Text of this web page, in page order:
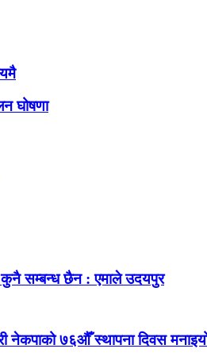
घोषणा
कुनै सम्बन्ध छैन : एमाले उदयपुर
नेकपाको ७६औँ स्थापना दिवस